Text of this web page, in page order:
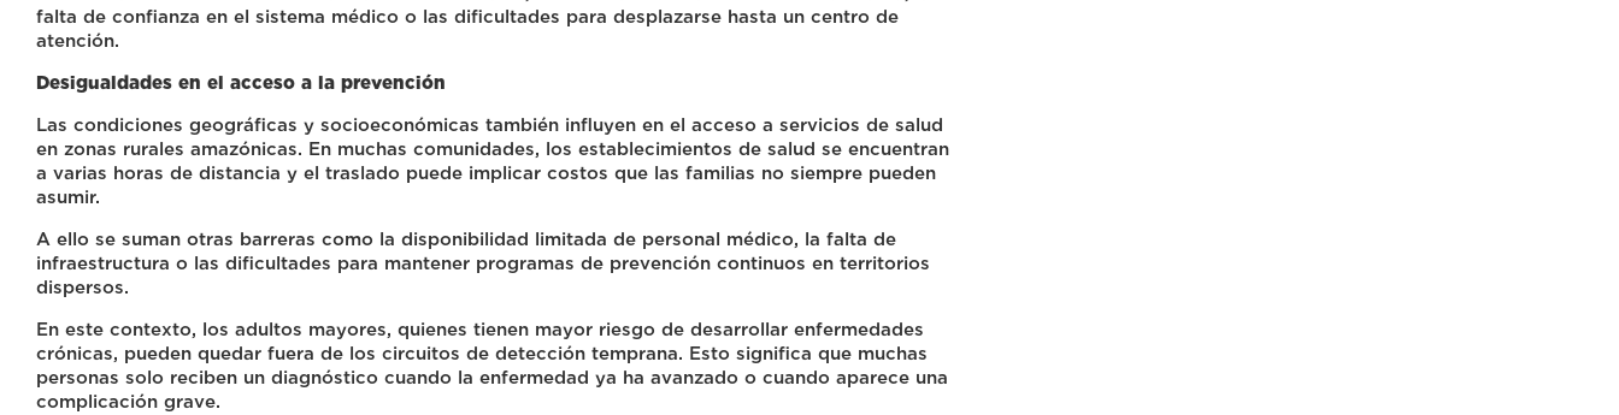
falta de confianza en el sistema médico o las dificultades para desplazarse hasta un centro de
atención.
Desigualdades en el acceso a la prevención
Las condiciones geográficas y socioeconómicas también influyen en el acceso a servicios de salud
en zonas rurales amazónicas. En muchas comunidades, los establecimientos de salud se encuentran
a varias horas de distancia y el traslado puede implicar costos que las familias no siempre pueden
asumir.
A ello se suman otras barreras como la disponibilidad limitada de personal médico, la falta de
infraestructura o las dificultades para mantener programas de prevención continuos en territorios
dispersos.
En este contexto, los adultos mayores, quienes tienen mayor riesgo de desarrollar enfermedades
crónicas, pueden quedar fuera de los circuitos de detección temprana. Esto significa que muchas
personas solo reciben un diagnóstico cuando la enfermedad ya ha avanzado o cuando aparece una
complicación grave.